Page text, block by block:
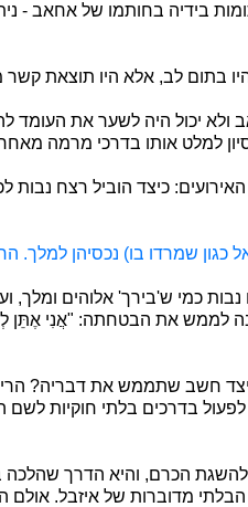
בידיה בחותמו של אחאב -
בתום לב, אלא היו תוצאת קשר
ולא יכול היה לשער את העומד
למלט אותו בדרכי מרמה
כיצד הוביל רצח נבות
שמרדו בו) נכסיהן למלך.
כמי ש'בירך' אלוהים ומלך,
לממש את הבטחתה: "אֲנִי אֶתֵּן
שתממש את דבריה? הרי
בדרכים בלתי חוקיות
הכרם, והיא הדרך שהלכה
מדוברות של איזבל. אולם